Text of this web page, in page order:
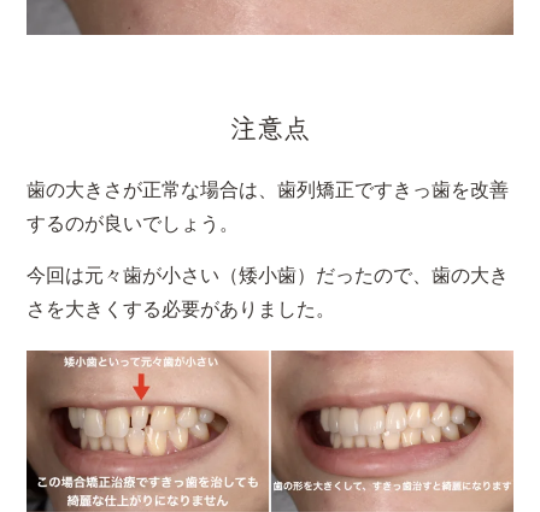
注意点
歯の大きさが正常な場合は、歯列矯正ですきっ歯を改善
するのが良いでしょう。
今回は元々歯が小さい（矮小歯）だったので、歯の大き
さを大きくする必要がありました。